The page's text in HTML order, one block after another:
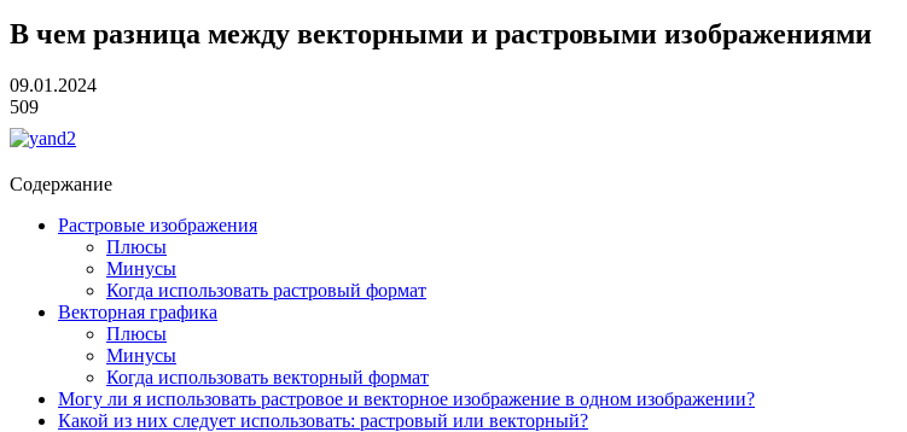
В чем разница между векторными и растровыми изображениями
09.01.2024
509
Содержание
Растровые изображения
Плюсы
Минусы
Когда использовать растровый формат
Векторная графика
Плюсы
Минусы
Когда использовать векторный формат
Могу ли я использовать растровое и векторное изображение в одном изображении?
Какой из них следует использовать: растровый или векторный?